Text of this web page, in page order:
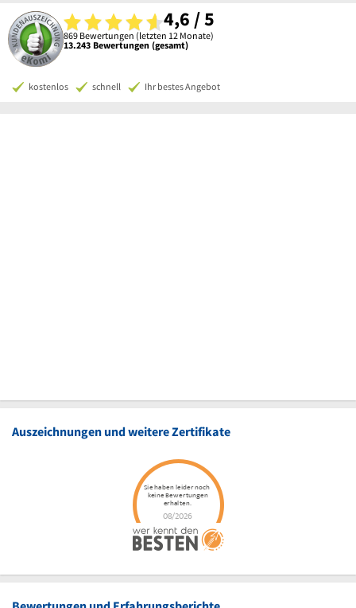
4,6 / 5
869 Bewertungen (letzten 12 Monate)
13.243 Bewertungen (gesamt)
kostenlos schnell Ihr bestes Angebot
Auszeichnungen und weitere Zertifikate